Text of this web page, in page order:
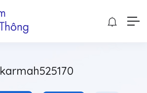
karmah525170